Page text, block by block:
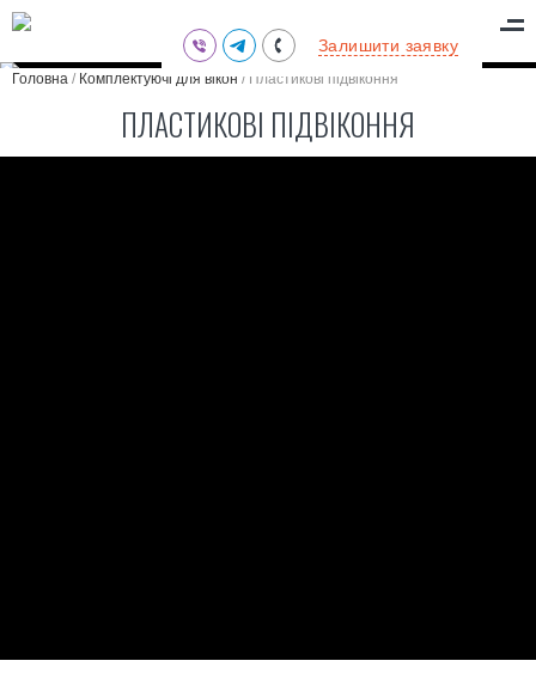
(095) 711-77-47
(097) 773-73-71
Залишити заявку
Головна / Комплектуючі для вікон / Пластикові підвіконня
ПЛАСТИКОВІ ПІДВІКОННЯ